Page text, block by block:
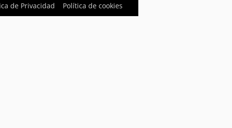
de Privacidad Política de cookies